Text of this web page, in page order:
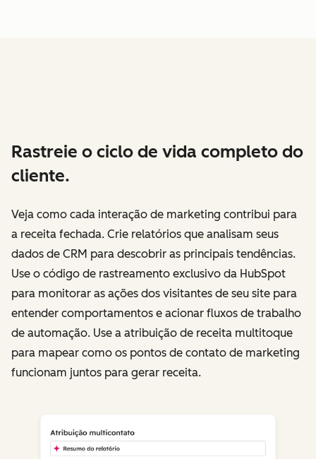
Rastreie o ciclo de vida completo do
cliente.
Veja como cada interação de marketing contribui para
a receita fechada. Crie relatórios que analisam seus
dados de CRM para descobrir as principais tendências.
Use o código de rastreamento exclusivo da HubSpot
para monitorar as ações dos visitantes de seu site para
entender comportamentos e acionar fluxos de trabalho
de automação. Use a atribuição de receita multitoque
para mapear como os pontos de contato de marketing
funcionam juntos para gerar receita.